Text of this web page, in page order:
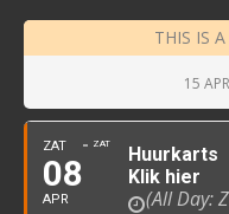
THIS IS
15
ZAT
08
APR
ZAT
Huurkarts
Klik hier
(All Day: